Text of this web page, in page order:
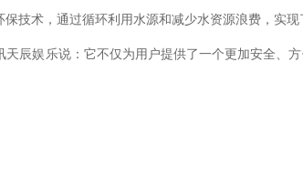
技术，通过循环利用水源和减少水资源浪费，实现
辰娱乐说：它不仅为用户提供了一个更加安全